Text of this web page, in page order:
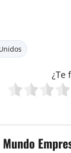
¿Te